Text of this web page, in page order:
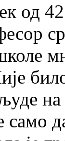
од
само